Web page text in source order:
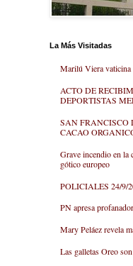
La Más Visitadas
Marilú Viera vaticina
ACTO DE
DEPORTISTAS
SAN FRANCISCO
CACAO
Grave incendio en la
gótico europeo
POLICIALES 24/9/
PN apresa
Mary Peláez revela
Las galletas Oreo